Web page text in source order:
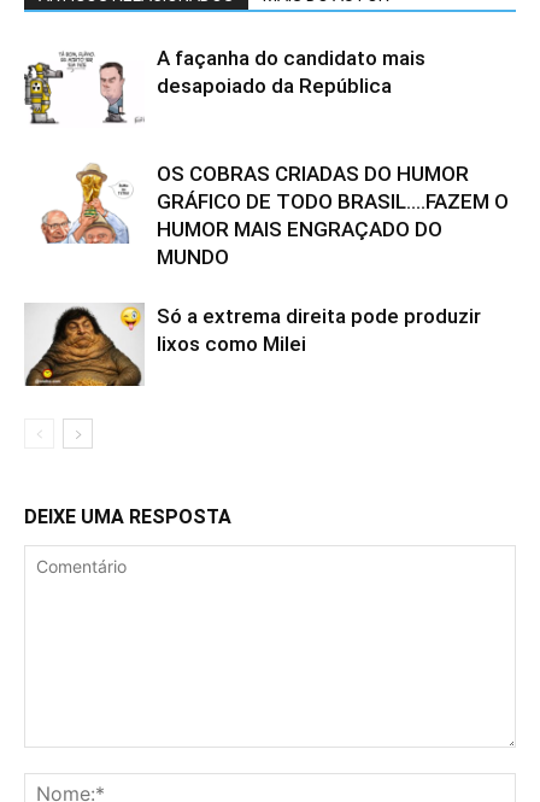
A façanha do candidato mais
desapoiado da República
OS COBRAS CRIADAS DO HUMOR
GRÁFICO DE TODO BRASIL….FAZEM O
HUMOR MAIS ENGRAÇADO DO
MUNDO
Só a extrema direita pode produzir
lixos como Milei
DEIXE UMA RESPOSTA